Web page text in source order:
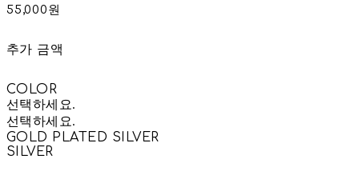
55,000원
추가 금액
COLOR
선택하세요.
선택하세요.
GOLD PLATED SILVER
SILVER